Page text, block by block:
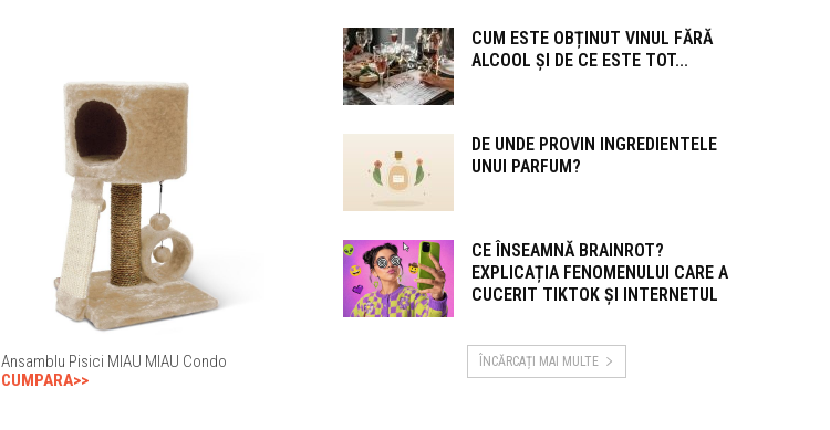
Ansamblu Pisici MIAU MIAU Condo
CUMPARA>>
CUM ESTE OBȚINUT VINUL FĂRĂ
ALCOOL ȘI DE CE ESTE TOT...
DE UNDE PROVIN INGREDIENTELE
UNUI PARFUM?
CE ÎNSEAMNĂ BRAINROT?
EXPLICAȚIA FENOMENULUI CARE A
CUCERIT TIKTOK ȘI INTERNETUL
ÎNCĂRCAȚI MAI MULTE